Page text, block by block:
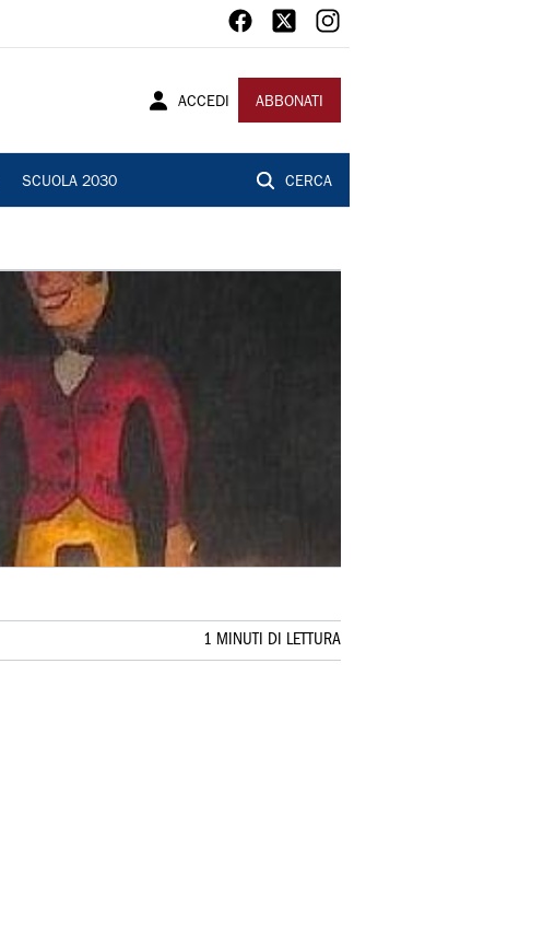
ACCEDI ABBONATI
SCUOLA 2030 CERCA
1 MINUTI DI LETTURA